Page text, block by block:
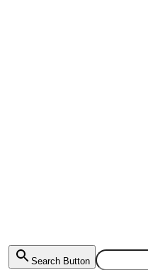
Search Button